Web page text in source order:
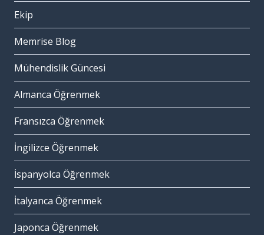
Ekip
Memrise Blog
Mühendislik Güncesi
Almanca Öğrenmek
Fransızca Öğrenmek
İngilizce Öğrenmek
İspanyolca Öğrenmek
İtalyanca Öğrenmek
Japonca Öğrenmek